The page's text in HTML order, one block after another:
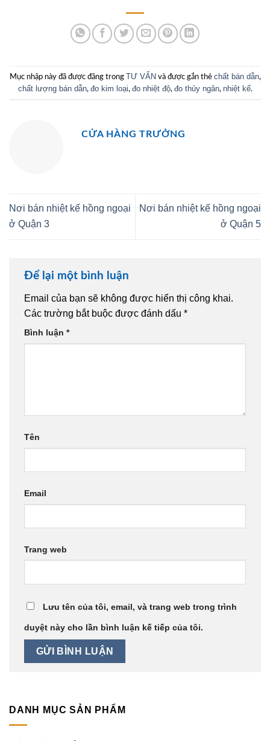
Mục nhập này đã được đăng trong TƯ VẤN và được gắn thẻ chất bán dẫn,
chất lượng bán dẫn, đo kim loại, đo nhiệt độ, đo thủy ngân, nhiệt kế.
CỬA HÀNG TRƯỞNG
Nơi bán nhiệt kế hồng ngoại
ở Quận 3
Nơi bán nhiệt kế hồng ngoại
ở Quận 5
Để lại một bình luận
Email của bạn sẽ không được hiển thị công khai.
Các trường bắt buộc được đánh dấu *
Bình luận *
Tên
Email
Trang web
Lưu tên của tôi, email, và trang web trong trình
duyệt này cho lần bình luận kế tiếp của tôi.
DANH MỤC SẢN PHẨM